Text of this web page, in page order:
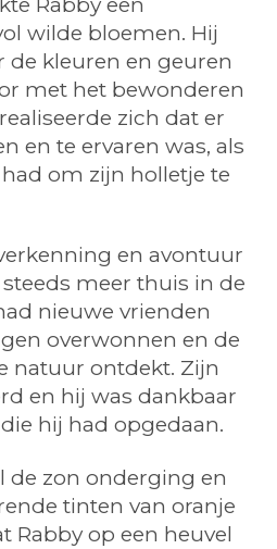
wilde bloemen. Hij
de kleuren en geuren
met het bewonderen
zich dat er
en te ervaren was, als
om zijn holletje te
en avontuur
meer thuis in de
nieuwe vrienden
overwonnen en de
natuur ontdekt. Zijn
en hij was dankbaar
hij had opgedaan.
de zon onderging en
tinten van oranje
Rabby op een heuvel